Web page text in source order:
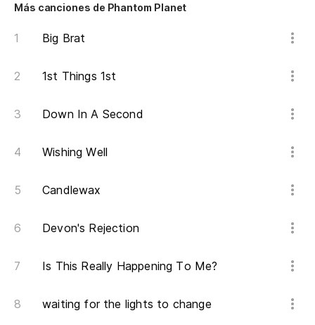
Más canciones de Phantom Planet
Big Brat
1st Things 1st
Down In A Second
Wishing Well
Candlewax
Devon's Rejection
Is This Really Happening To Me?
waiting for the lights to change